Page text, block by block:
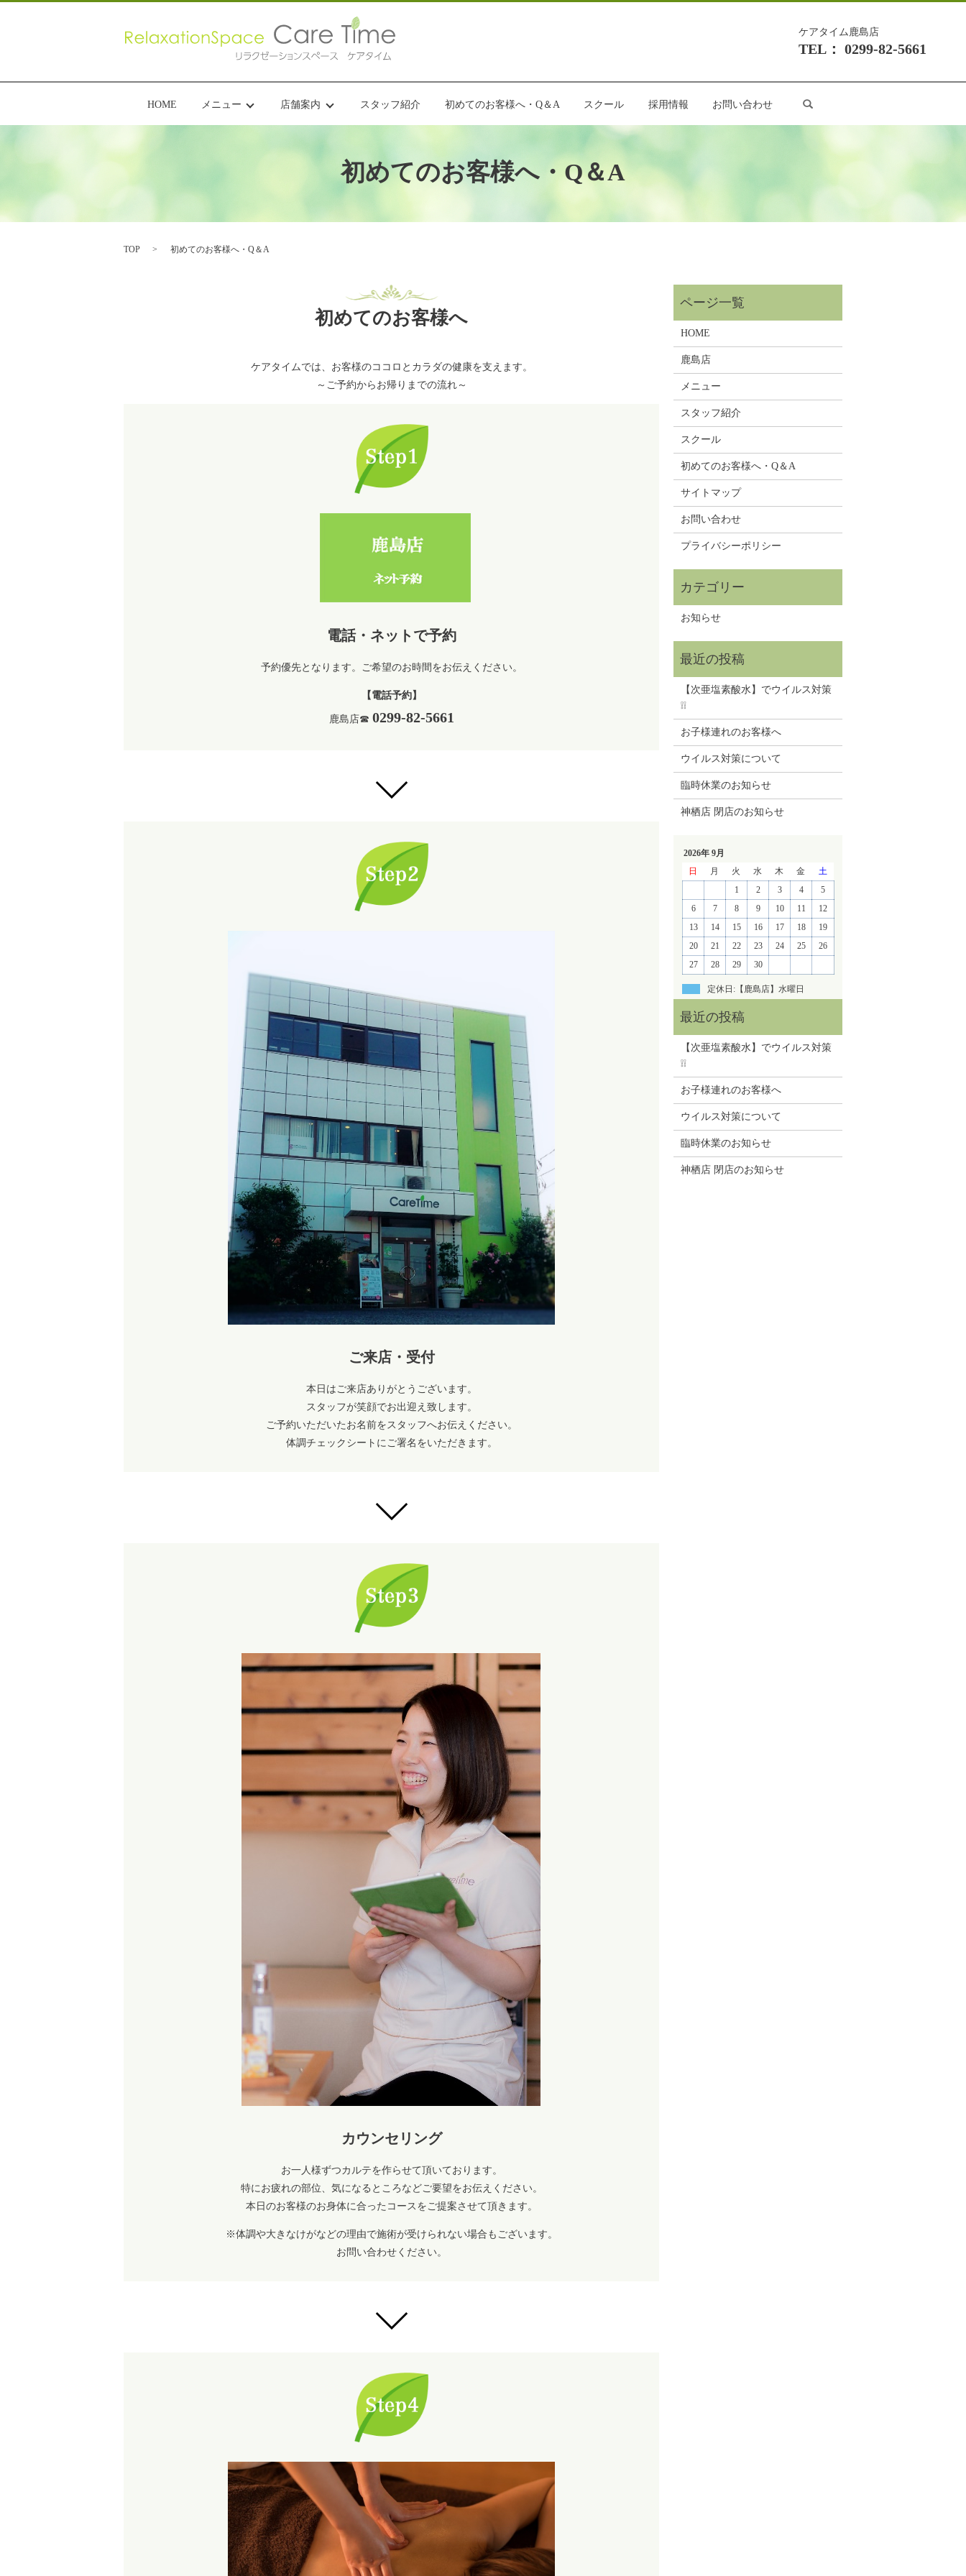
ケアタイム鹿島店
TEL： 0299-82-5661
HOME メニュー 店舗案内 スタッフ紹介 初めてのお客様へ・Q＆A スクール 採用情報 お問い合わせ
初めてのお客様へ・Q＆A
TOP 初めてのお客様へ・Q＆A
初めてのお客様へ
ケアタイムでは、 お客様のココロとカラダの健康を支えます。
～ご予約からお帰りまでの流れ～
電話・ネットで予約
予約優先となります。 ご希望のお時間をお伝えください。
【電話予約】
鹿島店☎ 0299-82-5661
ご来店・受付
本日はご来店ありがとうございます。
スタッフが笑顔でお出迎え致します。
ご予約いただいたお名前をスタッフへお伝えください。
体調チェックシートにご署名をいただきます。
カウンセリング
お一人様ずつカルテを作らせて頂いております。
特にお疲れの部位、気になるところなどご要望をお伝えください。
本日のお客様のお身体に合ったコースをご提案させて頂きます。
※体調や大きなけがなどの理由で施術が受けられない場合もございます。
お問い合わせください。
HOME
鹿島店
メニュー
スタッフ紹介
スクール
初めてのお客様へ・Q＆A
サイトマップ
お問い合わせ
プライバシーポリシー
お知らせ
【次亜塩素酸水】でウイルス対策
❕❕
お子様連れのお客様へ
ウイルス対策について
臨時休業のお知らせ
神栖店 閉店のお知らせ
2026年 9月
日
月 火 水 木 金
土
1
2 3 4
5
6
7 8 9 10 11
12
13
14 15 16 17 18
19
20
21 22 23 24 25
26
27
28 29 30
定休日:【鹿島店】水曜日
【次亜塩素酸水】でウイルス対策
❕❕
お子様連れのお客様へ
ウイルス対策について
臨時休業のお知らせ
神栖店 閉店のお知らせ